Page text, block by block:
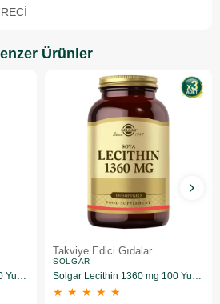
Ürünler
Solgar Lecithin 1360 mg 100 Yumuşak Jelatin Kapsül
Takviye Edici Gıdalar
SOLGAR
Solgar Lecithin 1360 mg 100 Yumuşak Jelatin Kapsül 3 Adet
★ ★ ★ ★ ★